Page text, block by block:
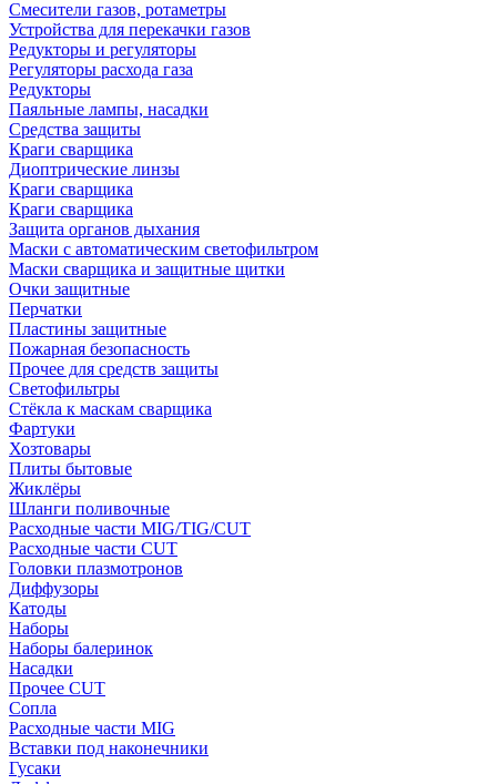
Смесители газов, ротаметры
Устройства для перекачки газов
Редукторы и регуляторы
Регуляторы расхода газа
Редукторы
Паяльные лампы, насадки
Средства защиты
Краги сварщика
Диоптрические линзы
Краги сварщика
Краги сварщика
Защита органов дыхания
Маски с автоматическим светофильтром
Маски сварщика и защитные щитки
Очки защитные
Перчатки
Пластины защитные
Пожарная безопасность
Прочее для средств защиты
Светофильтры
Стёкла к маскам сварщика
Фартуки
Хозтовары
Плиты бытовые
Жиклёры
Шланги поливочные
Расходные части MIG/TIG/CUT
Расходные части CUT
Головки плазмотронов
Диффузоры
Катоды
Наборы
Наборы балеринок
Насадки
Прочее CUT
Сопла
Расходные части MIG
Вставки под наконечники
Гусаки